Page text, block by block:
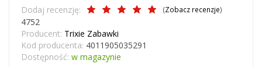
Dodaj recenzję: (Zobacz recenzje)
4752
Producent: Trixie Zabawki
Kod producenta: 4011905035291
Dostępność: w magazynie